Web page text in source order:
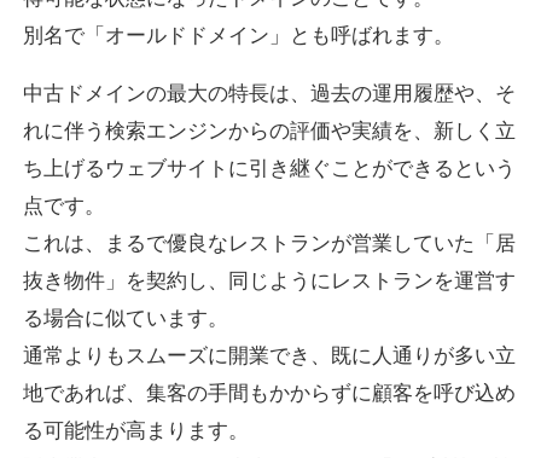
詳細を見る
ジャンルエンターテイメント
37
10,800円
box-cafe.jp
ジャンル 飲食
DA37 外部リンク数
別名で「オールドドメイン」とも呼ばれます。
中古ドメインの最大の特長は、過去の運用履歴や、そ
れに伴う検索エンジンからの評価や実績を、新しく立
ち上げるウェブサイトに引き継ぐことができるという
点です。
これは、まるで優良なレストランが営業していた「居
抜き物件」を契約し、同じようにレストランを運営す
る場合に似ています。
通常よりもスムーズに開業でき、既に人通りが多い立
地であれば、集客の手間もかからずに顧客を呼び込め
る可能性が高まります。